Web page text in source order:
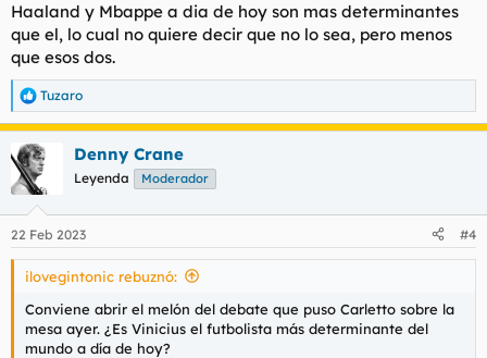
Haaland y Mbappe a dia de hoy son mas determinantes
que el, lo cual no quiere decir que no lo sea, pero menos
que esos dos.
R
e
a
c
c
i
e
s
Tuzaro
Denny Crane
Leyenda Moderador
22 Feb 2023 #4
ilovegintonic rebuznó:
Conviene abrir el melón del debate que puso Carletto sobre la
mesa ayer. ¿Es Vinicius el futbolista más determinante del
mundo a día de hoy?